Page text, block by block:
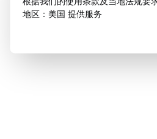
地区：美国 提供服务